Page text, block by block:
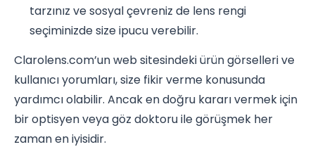
tarzınız ve sosyal çevreniz de lens rengi
seçiminizde size ipucu verebilir.
Clarolens.com’un web sitesindeki ürün görselleri ve
kullanıcı yorumları, size fikir verme konusunda
yardımcı olabilir. Ancak en doğru kararı vermek için
bir optisyen veya göz doktoru ile görüşmek her
zaman en iyisidir.